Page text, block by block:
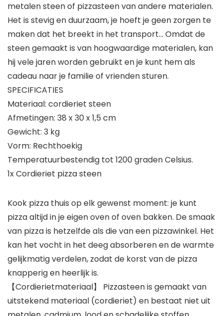
metalen steen of pizzasteen van andere materialen.
Het is stevig en duurzaam, je hoeft je geen zorgen te
maken dat het breekt in het transport… Omdat de
steen gemaakt is van hoogwaardige materialen, kan
hij vele jaren worden gebruikt en je kunt hem als
cadeau naar je familie of vrienden sturen.
SPECIFICATIES
Materiaal: cordieriet steen
Afmetingen: 38 x 30 x 1,5 cm
Gewicht: 3 kg
Vorm: Rechthoekig
Temperatuurbestendig tot 1200 graden Celsius.
1x Cordieriet pizza steen
Kook pizza thuis op elk gewenst moment: je kunt
pizza altijd in je eigen oven of oven bakken. De smaak
van pizza is hetzelfde als die van een pizzawinkel. Het
kan het vocht in het deeg absorberen en de warmte
gelijkmatig verdelen, zodat de korst van de pizza
knapperig en heerlijk is.
【Cordierietmateriaal】 Pizzasteen is gemaakt van
uitstekend materiaal (cordieriet) en bestaat niet uit